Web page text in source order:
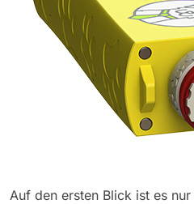
Auf den ersten Blick ist es